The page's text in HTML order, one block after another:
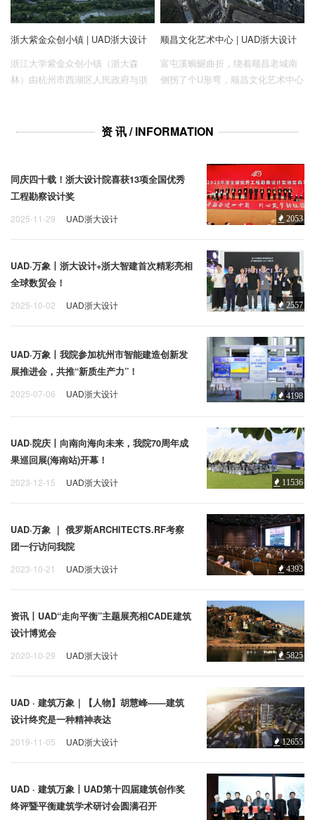
浙大紫金众创小镇 | UAD浙大设计
浙江大学紫金众创小镇（浙大森
林）由杭州市西湖区人民政府与浙
部启动区，也是浙江省第六批省级
米，地下建筑面积9万平方米，由浙
江大学建筑设计研究院担纲全过程
顺昌文化艺术中心 | UAD浙大设计
富屯溪蜿蜒曲折，绕着顺昌老城南
侧拐了个U形弯，顺昌文化艺术中心
水南区块重要的复合型公共文化空
同围合出文化艺术广场。它既担负
着传播、传承文化艺术之重任，也
将成为新城重要的文化记忆意象和
资 讯 / INFORMATION
同庆四十载！浙大设计院喜获13项全国优秀
工程勘察设计奖
2025-11-29 UAD浙大设计 2053
UAD·万象丨浙大设计+浙大智建首次精彩亮相
全球数贸会！
2025-10-02 UAD浙大设计 2557
UAD·万象丨我院参加杭州市智能建造创新发
展推进会，共推“新质生产力”！
2025-07-06 UAD浙大设计 4198
UAD·院庆丨向南向海向未来，我院70周年成
果巡回展(海南站)开幕！
2023-12-15 UAD浙大设计 11536
UAD·万象 ｜ 俄罗斯ARCHITECTS.RF考察
团一行访问我院
2023-10-21 UAD浙大设计 4393
资讯丨UAD“走向平衡”主题展亮相CADE建筑
设计博览会
2020-10-29 UAD浙大设计 5825
UAD · 建筑万象｜【人物】胡慧峰——建筑
设计终究是一种精神表达
2019-11-05 UAD浙大设计 12655
UAD · 建筑万象丨UAD第十四届建筑创作奖
终评暨平衡建筑学术研讨会圆满召开